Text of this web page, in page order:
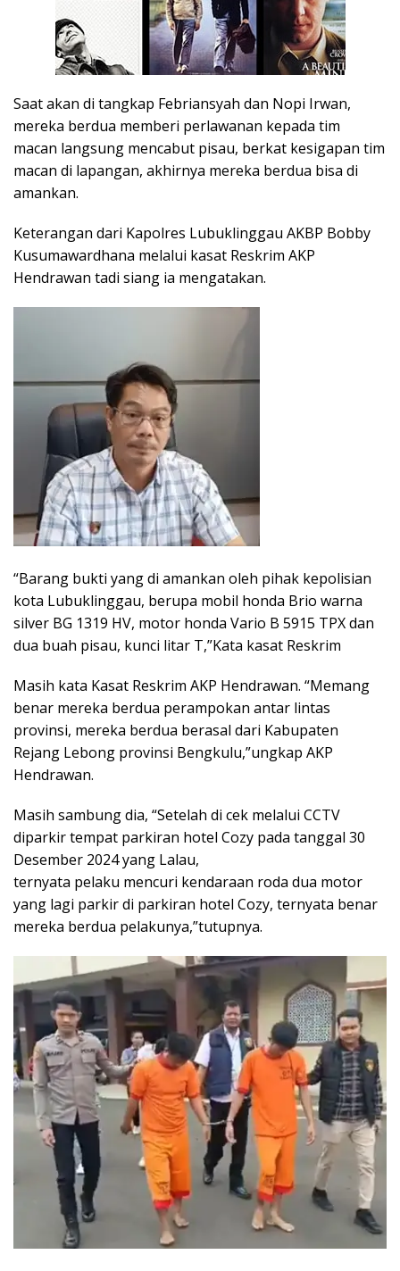
Saat akan di tangkap Febriansyah dan Nopi Irwan,
mereka berdua memberi perlawanan kepada tim
macan langsung mencabut pisau, berkat kesigapan tim
macan di lapangan, akhirnya mereka berdua bisa di
amankan.
Keterangan dari Kapolres Lubuklinggau AKBP Bobby
Kusumawardhana melalui kasat Reskrim AKP
Hendrawan tadi siang ia mengatakan.
“Barang bukti yang di amankan oleh pihak kepolisian
kota Lubuklinggau, berupa mobil honda Brio warna
silver BG 1319 HV, motor honda Vario B 5915 TPX dan
dua buah pisau, kunci litar T,”Kata kasat Reskrim
Masih kata Kasat Reskrim AKP Hendrawan. “Memang
benar mereka berdua perampokan antar lintas
provinsi, mereka berdua berasal dari Kabupaten
Rejang Lebong provinsi Bengkulu,”ungkap AKP
Hendrawan.
Masih sambung dia, “Setelah di cek melalui CCTV
diparkir tempat parkiran hotel Cozy pada tanggal 30
Desember 2024 yang Lalau,
ternyata pelaku mencuri kendaraan roda dua motor
yang lagi parkir di parkiran hotel Cozy, ternyata benar
mereka berdua pelakunya,”tutupnya.